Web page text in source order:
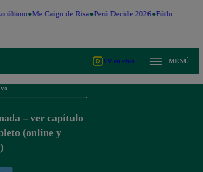
último Me Caigo de Risa Perú Decide 2026 Fútbol peruano
TV en vivo MENÚ
– ver capítulo
(online y